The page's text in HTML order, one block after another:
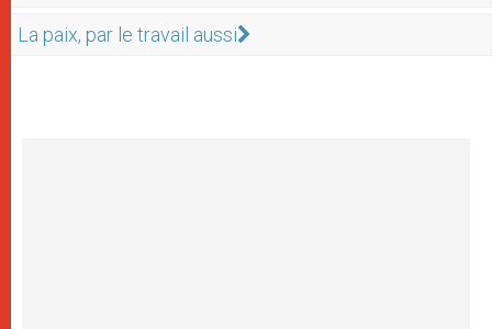
La paix, par le travail aussi